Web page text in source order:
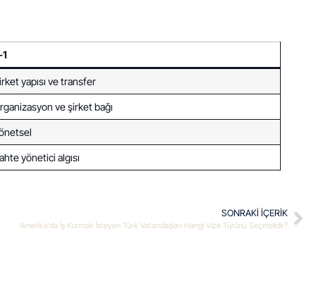
yapısı ve transfer
ve şirket bağı
yönetici algısı
SONRAKI IÇERIK
Amerika’da İş Kurmak İsteyen Türk Vatandaşları Hangi Vize Türünü Seçmelidir?